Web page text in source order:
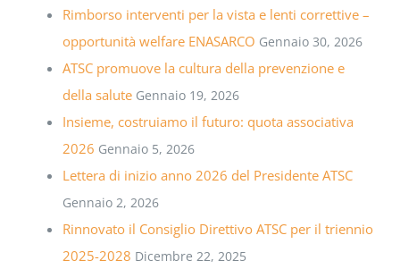
Rimborso interventi per la vista e lenti correttive –
opportunità welfare ENASARCO Gennaio 30, 2026
ATSC promuove la cultura della prevenzione e
della salute Gennaio 19, 2026
Insieme, costruiamo il futuro: quota associativa
2026 Gennaio 5, 2026
Lettera di inizio anno 2026 del Presidente ATSC
Gennaio 2, 2026
Rinnovato il Consiglio Direttivo ATSC per il triennio
2025-2028 Dicembre 22, 2025